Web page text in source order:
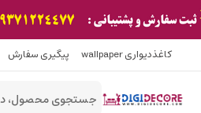
کاغذدیواری wallpaper پیگیری سفارش